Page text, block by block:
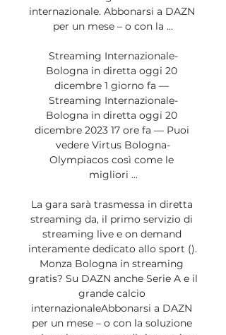
internazionale. Abbonarsi a DAZN
per un mese – o con la ...
Streaming Internazionale-
Bologna in diretta oggi 20
dicembre 1 giorno fa —
Streaming Internazionale-
Bologna in diretta oggi 20
dicembre 2023 17 ore fa — Puoi
vedere Virtus Bologna-
Olympiacos così come le
migliori ...
La gara sarà trasmessa in diretta
streaming da, il primo servizio di
streaming live e on demand
interamente dedicato allo sport ().
Monza Bologna in streaming
gratis? Su DAZN anche Serie A e il
grande calcio
internazionaleAbbonarsi a DAZN
per un mese – o con la soluzione